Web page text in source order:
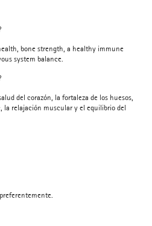
bone strength, a healthy immune
system balance.
del corazón, la fortaleza de los huesos,
la relajación muscular y el equilibrio del